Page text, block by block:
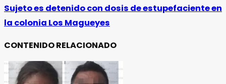
Sujeto es detenido con dosis de estupefaciente en
la colonia Los Magueyes
CONTENIDO RELACIONADO